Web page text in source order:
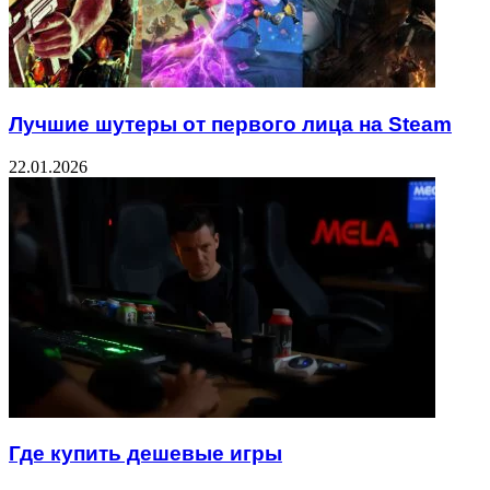
Лучшие шутеры от первого лица на Steam
22.01.2026
Где купить дешевые игры